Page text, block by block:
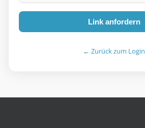
Link anfordern
← Zurück zum Login